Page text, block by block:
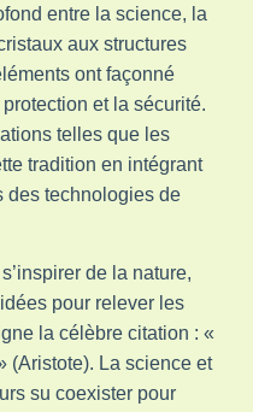
entre la science, la
aux structures
ont façonné
et la sécurité.
telles que les
tradition en intégrant
des technologies de
de la nature,
pour relever les
la célèbre citation : «
(Aristote). La science et
su coexister pour